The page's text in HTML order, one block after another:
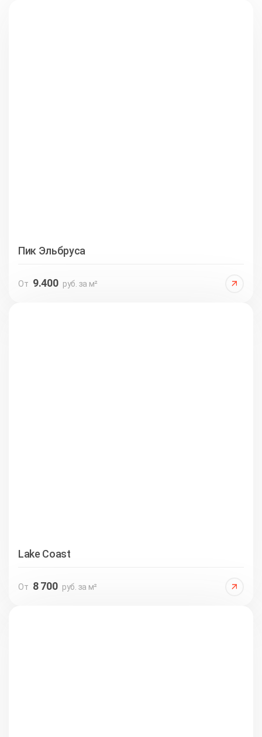
Пик Эльбруса
От 9.400 руб. за м²
Lake Coast
От 8 700 руб. за м²